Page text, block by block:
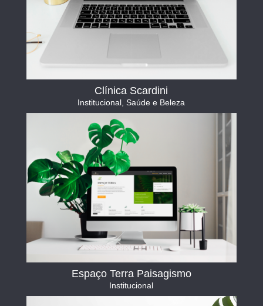
Clínica Scardini
Institucional Saúde e Beleza
Espaço Terra Paisagismo
Institucional